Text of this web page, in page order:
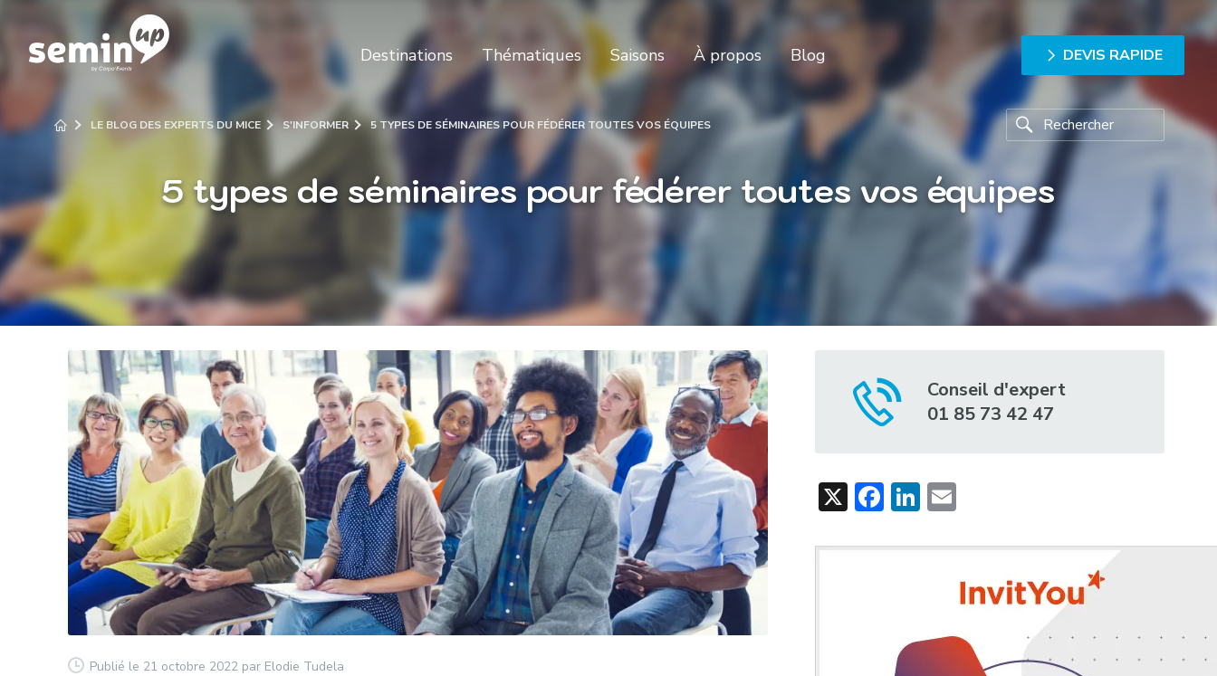
Destinations Thématiques Saisons À propos Blog DEVIS RAPIDE
LE BLOG DES EXPERTS DU MICE S'INFORMER 5 TYPES DE SÉMINAIRES POUR FÉDÉRER TOUTES VOS ÉQUIPES
5 types de séminaires pour fédérer toutes vos équipes
Publié le 21 octobre 2022 par Elodie Tudela
Conseil d'expert
01 85 73 42 47
X Facebook
LinkedIn
Email